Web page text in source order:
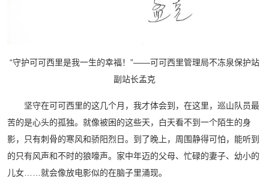
“守护可可西里是我一生的幸福！”——可可西里管理局不冻泉保护站
副站长孟克
坚守在可可西里的这几个月，我才体会到，在这里，巡山队员最
苦的是心头的孤独。就像被困的这些天，白天看不到一个陌生的身
影，只有刺骨的寒风和骄阳烈日。到了晚上，周围静得可怕，能听到
的只有风声和不时的狼嚎声。家中年迈的父母、忙碌的妻子、幼小的
儿女……就会像放电影似的在脑子里涌现。